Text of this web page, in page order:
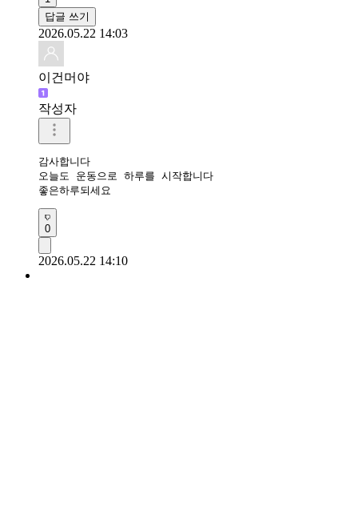
답글 쓰기
2026.05.22 14:03
이건머야
작성자
감사합니다
오늘도 운동으로 하루를 시작합니다
좋은하루되세요
0
2026.05.22 14:10